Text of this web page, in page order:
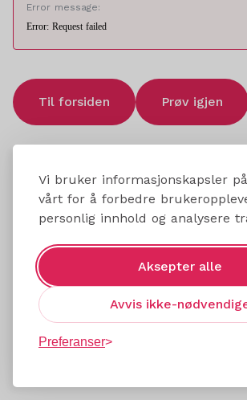
Vi bruker informasjonskapsler
vårt for å forbedre
personlig innhold og analysere
Aksepter alle
Avvis ikke-
Preferanser
Error message:
Error: Request failed
Til forsiden Prøv igjen